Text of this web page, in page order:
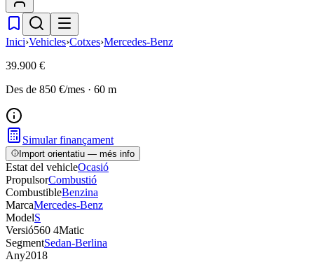
Inici›Vehicles›Cotxes›Mercedes-Benz
39.900 €
Des de 850 €/mes · 60 m
Simular finançament
Import orientatiu — més info
Estat del vehicleOcasió
PropulsorCombustió
CombustibleBenzina
MarcaMercedes-Benz
ModelS
Versió560 4Matic
SegmentSedan-Berlina
Any2018